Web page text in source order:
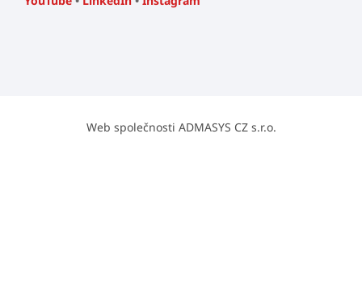
Web společnosti ADMASYS CZ s.r.o.